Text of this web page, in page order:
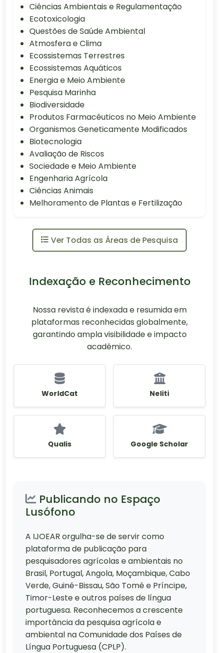
Ciências Ambientais e Regulamentação
Ecotoxicologia
Questões de Saúde Ambiental
Atmosfera e Clima
Ecossistemas Terrestres
Ecossistemas Aquáticos
Energia e Meio Ambiente
Pesquisa Marinha
Biodiversidade
Produtos Farmacêuticos no Meio Ambiente
Organismos Geneticamente Modificados
Biotecnologia
Avaliação de Riscos
Sociedade e Meio Ambiente
Engenharia Agrícola
Ciências Animais
Melhoramento de Plantas e Fertilização
Ver Todas as Áreas de Pesquisa
Indexação e Reconhecimento
Nossa revista é indexada e resumida em
plataformas reconhecidas globalmente,
garantindo ampla visibilidade e impacto
acadêmico.
WorldCat Neliti
Qualis Google Scholar
Publicando no Espaço
Lusófono
A IJOEAR orgulha-se de servir como
plataforma de publicação para
pesquisadores agrícolas e ambientais no
Brasil, Portugal, Angola, Moçambique, Cabo
Verde, Guiné-Bissau, São Tomé e Príncipe,
Timor-Leste e outros países de língua
portuguesa. Reconhecemos a crescente
importância da pesquisa agrícola e
ambiental na Comunidade dos Países de
Língua Portuguesa (CPLP).